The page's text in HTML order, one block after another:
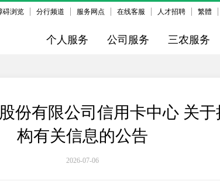
碍浏览 分行频道 服务网点 在线客服 人才招聘 繁體
个人服务 公司服务 三农服务
份有限公司信用卡中心 关
构有关信息的公告
2026-07-06